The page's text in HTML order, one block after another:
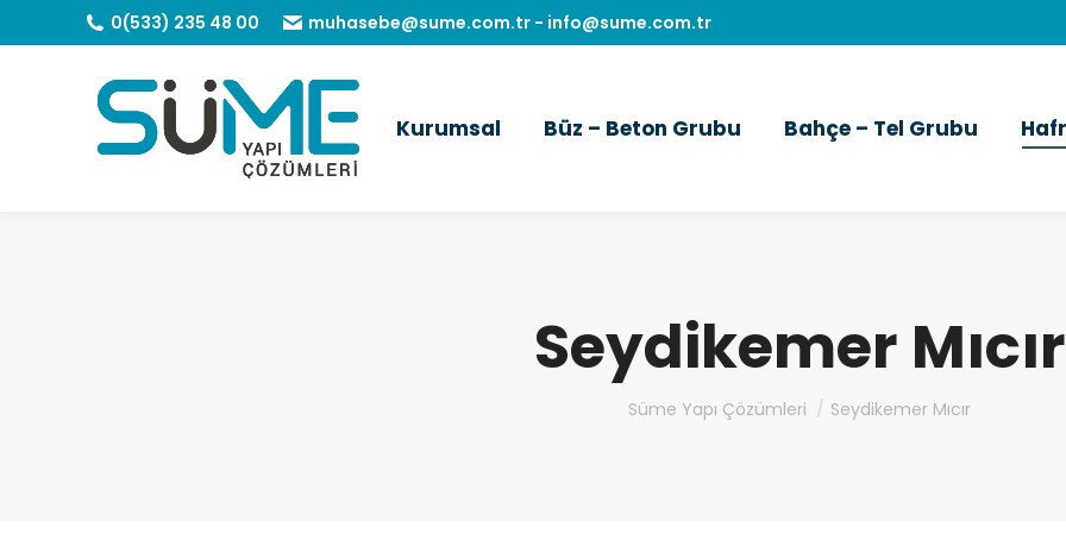
0(533) 235 48 00 muhasebe@sume.com.tr - info@sume.com.tr
Kurumsal Büz – Beton Grubu Bahçe – Tel Grubu
Seydikemer Mıcır
You are here:
Süme Yapı Çözümleri Seydikemer Mıcır